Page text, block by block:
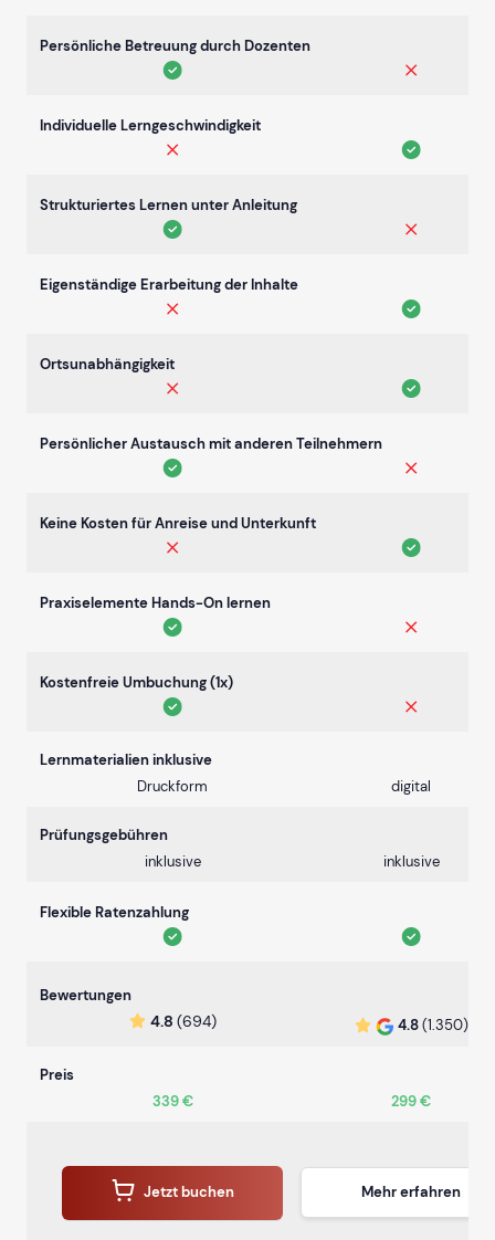
Persönliche Betreuung durch Dozenten
Individuelle Lerngeschwindigkeit
Strukturiertes Lernen unter Anleitung
Eigenständige Erarbeitung der Inhalte
Ortsunabhängigkeit
Persönlicher Austausch mit anderen Teilnehmern
Keine Kosten für Anreise und Unterkunft
Praxiselemente Hands-On lernen
Kostenfreie Umbuchung (1x)
Lernmaterialien inklusive
Druckform
digital
Prüfungsgebühren
inklusive
inklusive
Flexible Ratenzahlung
Bewertungen
4.8 (694) 4.8(1.350)
Preis
339 €
299 €
Jetzt buchen Mehr erfahren